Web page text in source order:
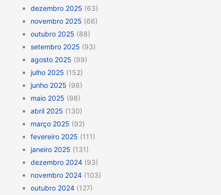
dezembro 2025 (63)
novembro 2025 (66)
outubro 2025 (88)
setembro 2025 (93)
agosto 2025 (99)
julho 2025 (152)
junho 2025 (98)
maio 2025 (98)
abril 2025 (130)
março 2025 (92)
fevereiro 2025 (111)
janeiro 2025 (131)
dezembro 2024 (93)
novembro 2024 (103)
outubro 2024 (127)